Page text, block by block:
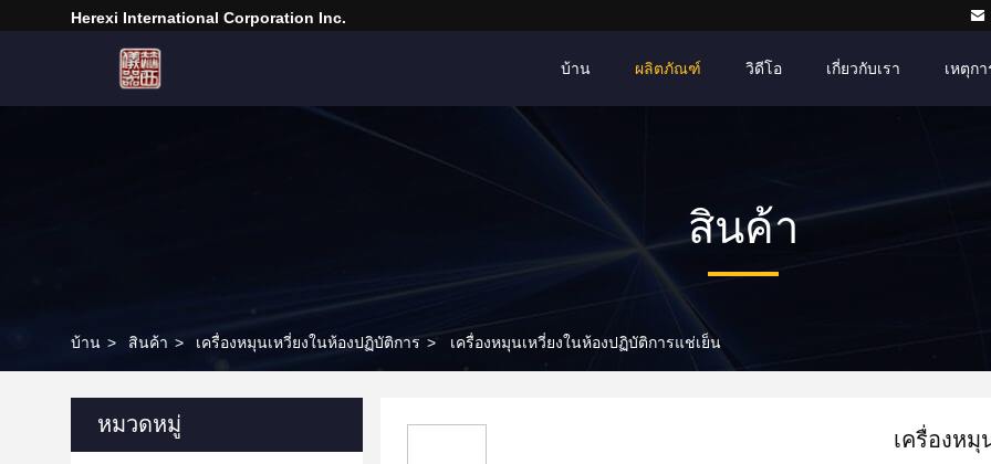
Herexi International Corporation Inc.
บ้าน ผลิตภัณฑ์ วิดีโอ เกี่ยวกับเรา เหตุก
สินค้า
บ้าน > สินค้า > เครื่องหมุนเหวี่ยงในห้องปฏิบัติการ > เครื่องหมุนเหวี่ยงในห้องปฏิบัติการแช่เย็น
หมวดหมู่
เครื่องห